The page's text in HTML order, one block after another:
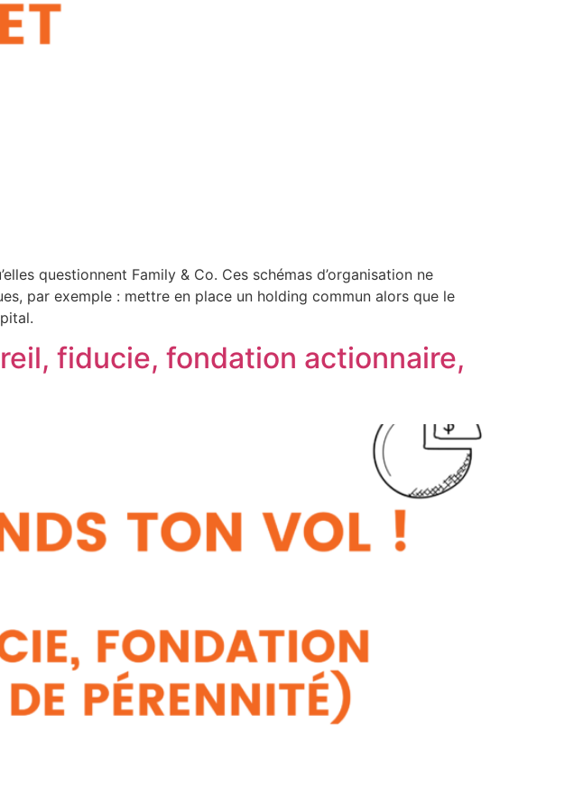
questionnent Family & Co. Ces schémas d’organisation ne
par exemple : mettre en place un holding commun alors que le
fiducie, fondation actionnaire,